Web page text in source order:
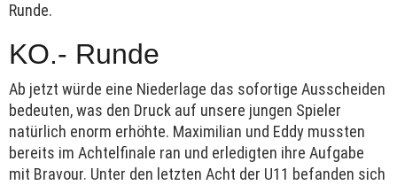
Runde.
KO.- Runde
Ab jetzt würde eine Niederlage das sofortige Ausscheiden
bedeuten, was den Druck auf unsere jungen Spieler
natürlich enorm erhöhte. Maximilian und Eddy mussten
bereits im Achtelfinale ran und erledigten ihre Aufgabe
mit Bravour. Unter den letzten Acht der U11 befanden sich